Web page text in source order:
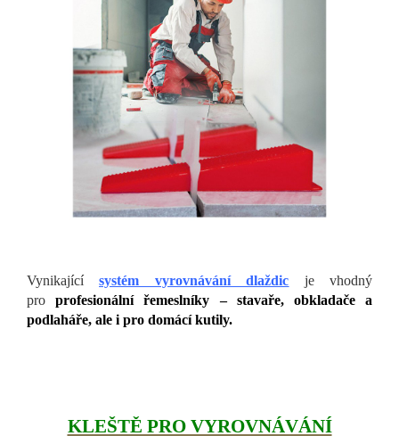
Vynikajícísystém vyrovnávání dlaždic je vhodný
proprofesionální řemeslníky – stavaře, obkladače a
podlaháře, ale i pro domácí kutily.
KLEŠTĚ PRO VYROVNÁVÁNÍ